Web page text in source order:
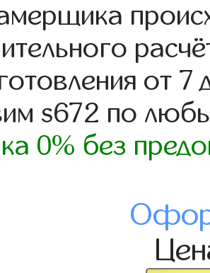
от 7
s672 по
0% без